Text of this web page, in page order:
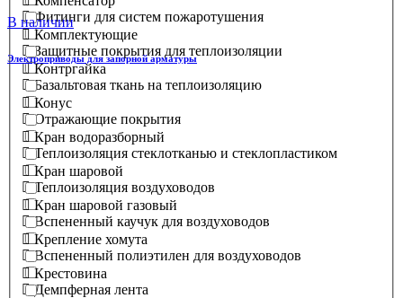
Фитинги для систем пожаротушения
Защитные покрытия для теплоизоляции
Базальтовая ткань на теплоизоляцию
Отражающие покрытия
Теплоизоляция стеклотканью и стеклопластиком
Теплоизоляция воздуховодов
Вспененный каучук для воздуховодов
Вспененный полиэтилен для воздуховодов
Демпферная лента
Комплектующие
Контргайка
Конус
Кран водоразборный
Кран шаровой
Кран шаровой газовый
Крепление хомута
Крестовина
В наличии
Электроприводы для запорной арматуры